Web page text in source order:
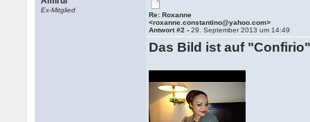
Ex-Mitglied
Re: Roxanne
<roxanne.constantino@yahoo.com>
Antwort #2 -29. September 2013 um 14:49
Das Bild ist auf